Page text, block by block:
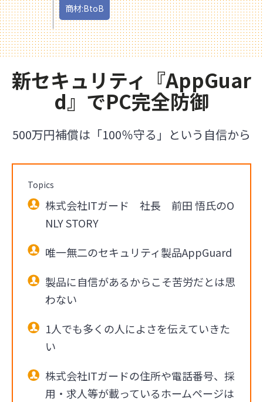
商材:BtoB
新セキュリティ『AppGuar
d』でPC完全防御
500万円補償は「100％守る」という自信から
Topics
株式会社ITガード 社長 前田 悟氏のO
NLY STORY
唯一無二のセキュリティ製品AppGuard
製品に自信があるからこそ苦労だとは思
わない
1人でも多くの人によさを伝えていきた
い
株式会社ITガードの住所や電話番号、採
用・求人等が載っているホームページは